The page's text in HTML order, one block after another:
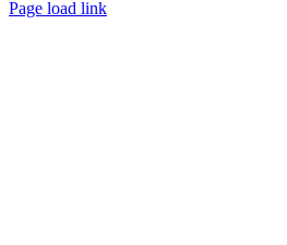
Page load link